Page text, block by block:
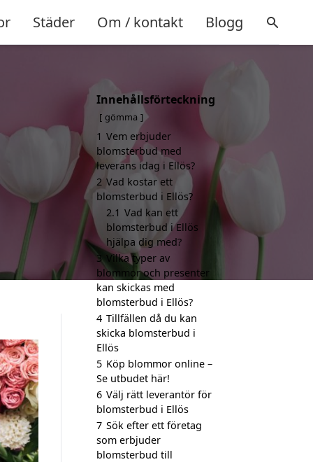
Städer Om / kontakt Blogg
Innehållsförteckning
gömma
1 Vem erbjuder
blomsterbud med
leverans idag i Ellös?
2 Vad kostar ett
blomsterbud i Ellös?
2.1 Vad kan ett
blomsterbud i Ellös
hjälpa dig med?
3 Vilka typer av
blommor och presenter
kan skickas med
blomsterbud i Ellös?
4 Tillfällen då du kan
skicka blomsterbud i
Ellös
5 Köp blommor online –
Se utbudet här!
6 Välj rätt leverantör för
blomsterbud i Ellös
7 Sök efter ett företag
som erbjuder
blomsterbud till